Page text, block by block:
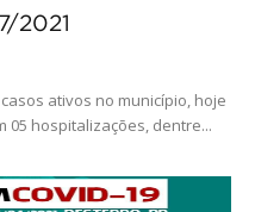
2021
ativos no município, hoje
05 hospitalizações, dentre...